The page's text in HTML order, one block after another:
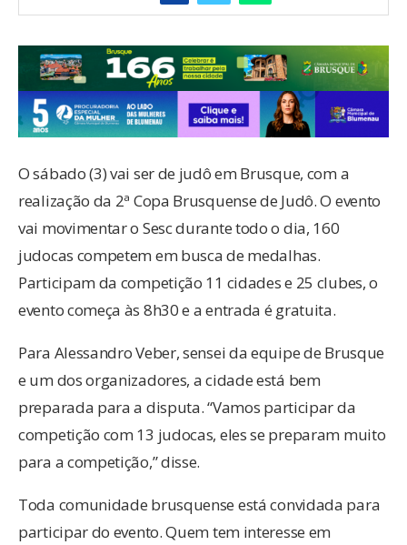
O sábado (3) vai ser de judô em Brusque, com a
realização da 2ª Copa Brusquense de Judô. O evento
vai movimentar o Sesc durante todo o dia, 160
judocas competem em busca de medalhas.
Participam da competição 11 cidades e 25 clubes, o
evento começa às 8h30 e a entrada é gratuita.
Para Alessandro Veber, sensei da equipe de Brusque
e um dos organizadores, a cidade está bem
preparada para a disputa. “Vamos participar da
competição com 13 judocas, eles se preparam muito
para a competição,” disse.
Toda comunidade brusquense está convidada para
participar do evento. Quem tem interesse em